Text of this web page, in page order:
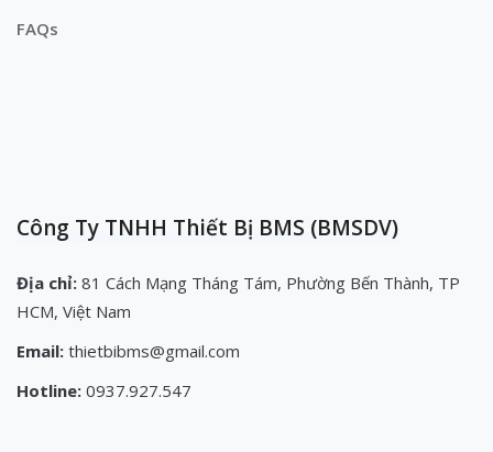
FAQs
Công Ty TNHH Thiết Bị BMS (BMSDV)
Địa chỉ: 81 Cách Mạng Tháng Tám, Phường Bến Thành, TP
HCM, Việt Nam
Email: thietbibms@gmail.com
Hotline: 0937.927.547